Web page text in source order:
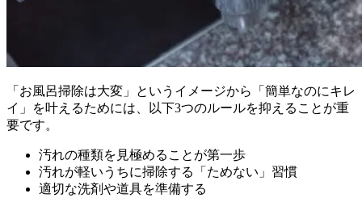
「お風呂掃除は大変」というイメージから「簡単なのにキレ
イ」を叶えるためには、以下3つのルールを抑えることが重
要です。
汚れの種類を見極めることが第一歩
汚れが軽いうちに掃除する「ためない」習慣
適切な洗剤や道具を準備する